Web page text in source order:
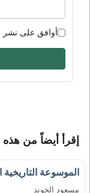
أوافق على نشر
إقرأ أيضاً من هذه
الموسوعة التاريخية
مسعود الخوند